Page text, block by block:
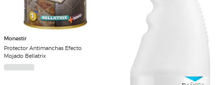
Monestir
Protector Antimanchas Efecto
Mojado Bellatrix